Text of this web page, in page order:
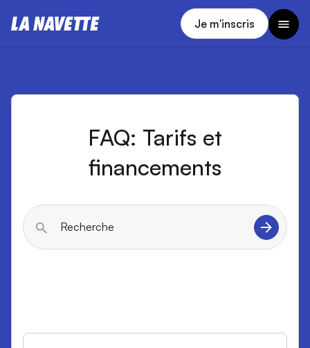
Je m'inscris
FAQ: Tarifs et
financements